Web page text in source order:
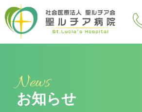
News
お知らせ